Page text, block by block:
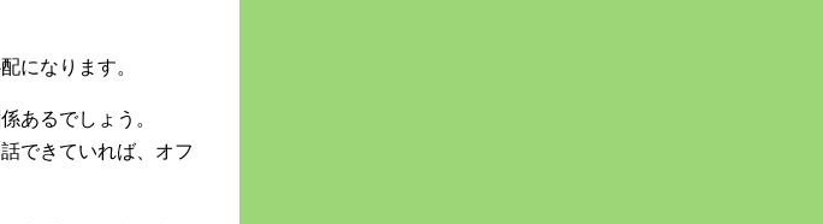
になります。
あるでしょう。
できていれば、オフ